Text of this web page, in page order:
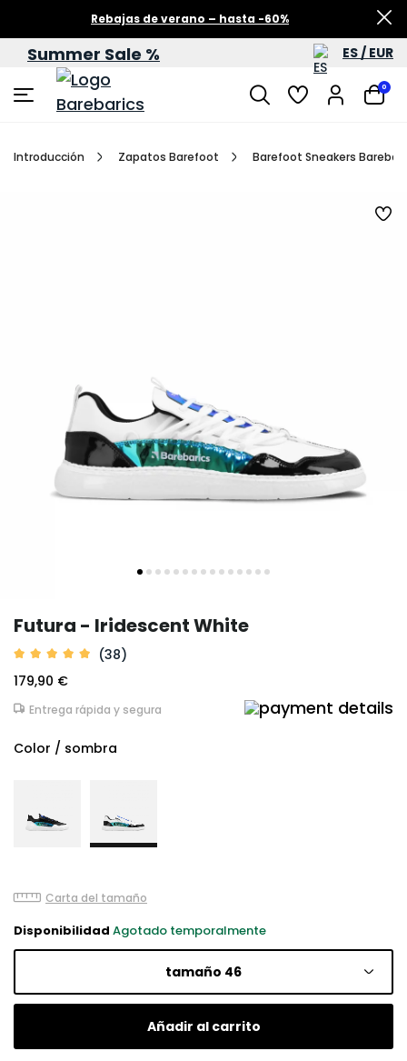
Rebajas de verano – hasta -60%
Summer Sale % ES / EUR
0
Introducción Zapatos Barefoot Barefoot Sneakers
Futura - Iridescent White
(38)
179,90 €
Entrega rápida y segura
Color / sombra
Carta del tamaño
Disponibilidad Agotado temporalmente
tamaño 46
Añadir al carrito